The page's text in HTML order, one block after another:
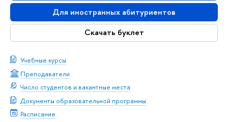
Для иностранных абитуриентов
Скачать буклет
Учебные курсы
Преподаватели
Число студентов и вакантные места
Документы образовательной программы
Расписание